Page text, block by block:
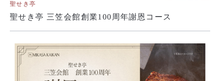
聖せき亭
聖せき亭 三笠会館創業100周年謝恩コース